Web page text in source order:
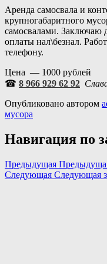
Аренда самосвала и
крупногабаритного
самосвалами. Заключаю
оплаты нал\безнал.
телефону.
Цена — 1000 рублей
☎ 8 966 929 62 92
Опубликовано автором
мусора
Навигация по
Предыдущая
Следующая Следующая